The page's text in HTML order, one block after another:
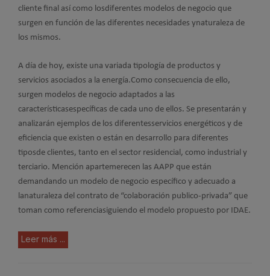
cliente final así como losdiferentes modelos de negocio que
surgen en función de las diferentes necesidades ynaturaleza de
los mismos.
A día de hoy, existe una variada tipología de productos y
servicios asociados a la energía.Como consecuencia de ello,
surgen modelos de negocio adaptados a las
característicasespecíficas de cada uno de ellos. Se presentarán y
analizarán ejemplos de los diferentesservicios energéticos y de
eficiencia que existen o están en desarrollo para diferentes
tiposde clientes, tanto en el sector residencial, como industrial y
terciario. Mención apartemerecen las AAPP que están
demandando un modelo de negocio específico y adecuado a
lanaturaleza del contrato de “colaboración publico-privada” que
toman como referenciasiguiendo el modelo propuesto por IDAE.
Leer más ...